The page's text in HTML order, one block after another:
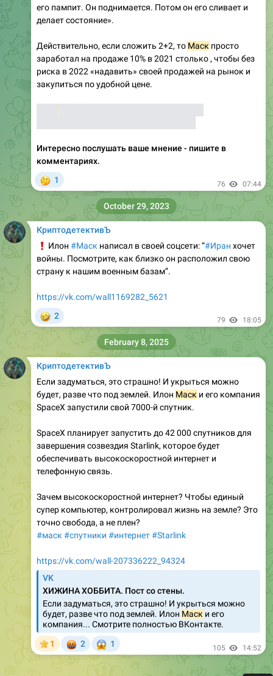
его пампит. Он поднимается. Потом он его сливает и
делает состояние».
Действительно, если сложить 2+2, то Маск просто
заработал на продаже 10% в 2021 столько , чтобы без
риска в 2022 «надавить» своей продажей на рынок и
закупиться по удобной цене.
Интересно послушать ваше мнение - пишите в
комментариях.
1 76 07:44
КриптодетективЪ
Илон #Маск написал в своей соцсети: “#Иран хочет
войны. Посмотрите, как близко он расположил свою
страну к нашим военным базам”.
https://vk.com/wall1169282_5621
2 79 18:05
October 29, 2023
КриптодетективЪ
Если задуматься, это страшно! И укрыться можно
будет, разве что под землей. Илон Маск и его компания
SpaceX запустили свой 7000-й спутник.
SpaceX планирует запустить до 42 000 спутников для
завершения созвездия Starlink, которое будет
обеспечивать высокоскоростной интернет и
телефонную связь.
Зачем высокоскоростной интернет? Чтобы единый
супер компьютер, контролировал жизнь на земле? Это
точно свобода, а не плен?
#маск #спутники #интернет#Starlink
https://vk.com/wall-207336222_94324
VK
ХИЖИНА ХОББИТА. Пост со стены.
Если задуматься, это страшно! И укрыться можно
будет, разве что под землей. Илон Маск и его
компания... Смотрите полностью ВКонтакте.
1
2
😱
1 105 14:52
February 8, 2025